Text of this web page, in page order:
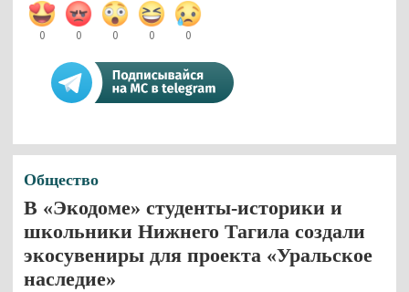
0 0 0 0 0
Общество
В «Экодоме» студенты-историки и
школьники Нижнего Тагила создали
экосувениры для проекта «Уральское
наследие»